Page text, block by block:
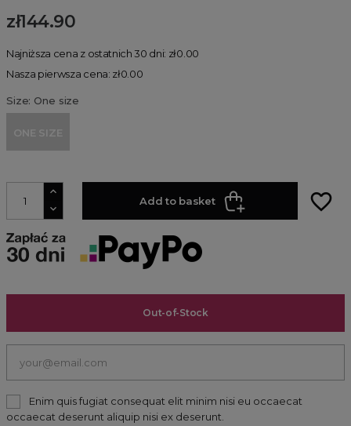
zł144.90
Najniższa cena z ostatnich 30 dni: zł0.00
Nasza pierwsza cena: zł0.00
Size: One size
ONE SIZE
Add to basket favorite_border
Out-of-Stock
Enim quis fugiat consequat elit minim nisi eu occaecat
occaecat deserunt aliquip nisi ex deserunt.